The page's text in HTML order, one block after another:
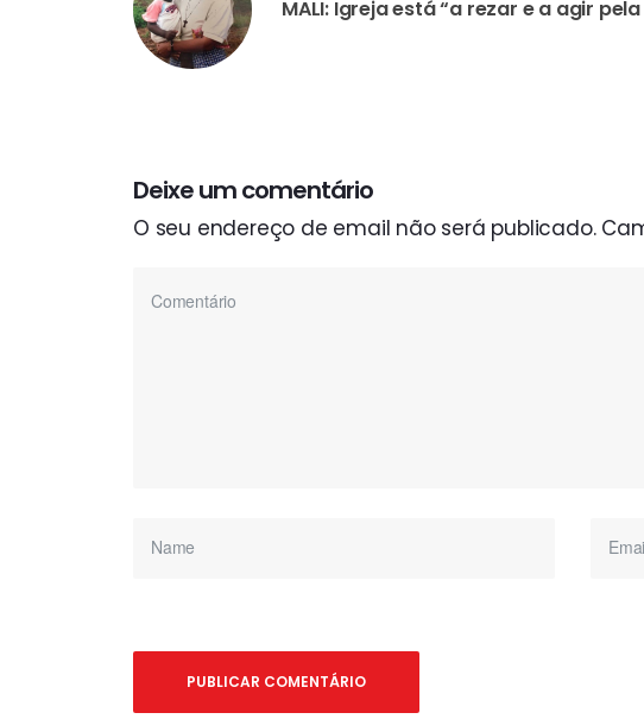
Deixe um comentário
O seu endereço de email não será publicado.